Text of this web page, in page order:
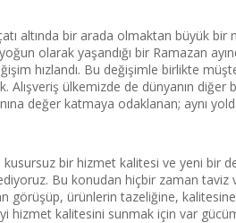
altında bir arada olmaktan büyük bir
olarak yaşandığı bir Ramazan
hızlandı. Bu değişimle birlikte
ülkemizde de dünyanın
değer katmaya odaklanan; aynı
kusursuz bir hizmet kalitesi ve yeni
Bu konudan hiçbir zaman
görüşüp, ürünlerin tazeliğine,
kalitesini sunmak için var